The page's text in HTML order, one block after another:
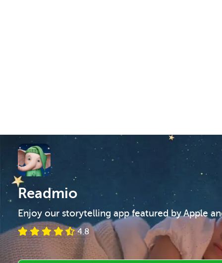
Readmio
Enjoy our storytelling app featured by Apple
4.8